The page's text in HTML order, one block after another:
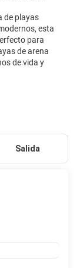
de playas
esta
para
de arena
de vida y
Salida